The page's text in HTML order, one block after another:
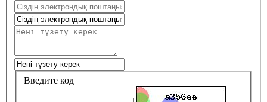
Введите код